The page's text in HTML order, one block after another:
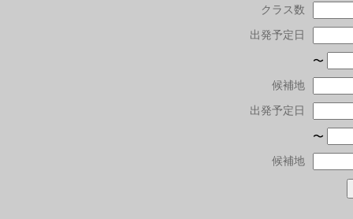
クラス数
出発予定日
〜
候補地
出発予定日
〜
候補地